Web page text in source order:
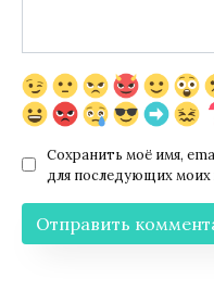
Сохранить моё имя,
для последующих моих